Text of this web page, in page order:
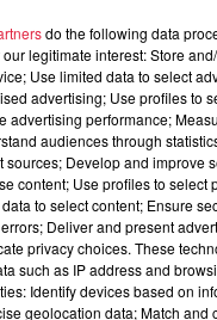
et de
qui est assez
Ce n'est pas propre à
plus faire eux-
en faire un lieu
brasserie,
espace de vie: "La
à la brasserie.
où les gens aiment
do the following data
legitimate interest: Store
Use limited data to select
advertising; Use profiles to
advertising performance;
audiences through
sources; Develop and improve
content; Use profiles to select
to select content; Ensure
Deliver and present
privacy choices. These
such as IP address and
Identify devices based on
geolocation data; Match and